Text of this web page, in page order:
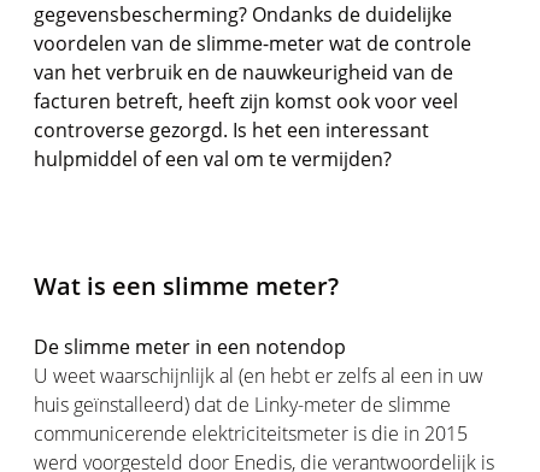
gegevensbescherming? Ondanks de duidelijke
voordelen van de slimme-meter wat de controle
van het verbruik en de nauwkeurigheid van de
facturen betreft, heeft zijn komst ook voor veel
controverse gezorgd. Is het een interessant
hulpmiddel of een val om te vermijden?
Wat is een slimme meter?
De slimme meter in een notendop
U weet waarschijnlijk al (en hebt er zelfs al een in uw
huis geïnstalleerd) dat de Linky-meter de slimme
communicerende elektriciteitsmeter is die in 2015
werd voorgesteld door Enedis, die verantwoordelijk is